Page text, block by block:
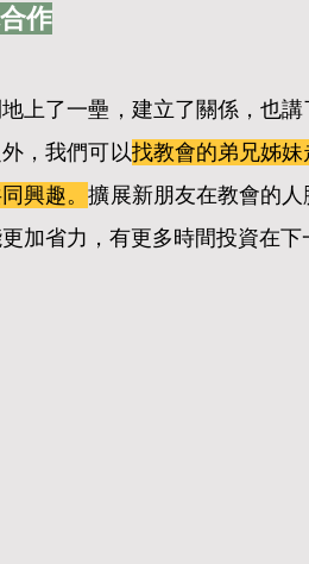
作
上了一壘，建立了關係，也
，我們可以找教會的弟兄姊
興趣。擴展新朋友在教會的
加省力，有更多時間投資在